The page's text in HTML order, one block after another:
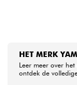
HET MERK
Leer meer over
ontdek de